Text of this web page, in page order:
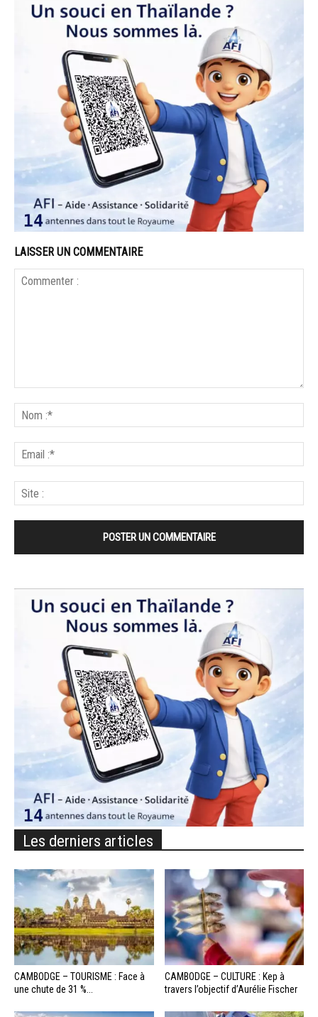
LAISSER UN COMMENTAIRE
Les derniers articles
CAMBODGE – TOURISME : Face à
une chute de 31 %...
CAMBODGE – CULTURE : Kep à
travers l’objectif d’Aurélie Fischer